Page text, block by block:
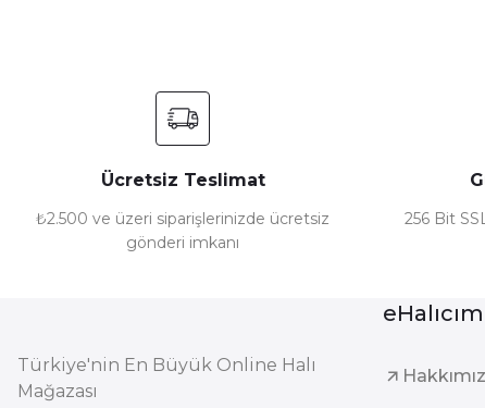
Bu ürüne benzer farklı alternatifler olmalı.
Ücretsiz Teslimat
₺2.500 ve üzeri siparişlerinizde ücretsiz
gönderi imkanı
256 Bit
Türkiye'nin En Büyük Online Halı
Mağazası